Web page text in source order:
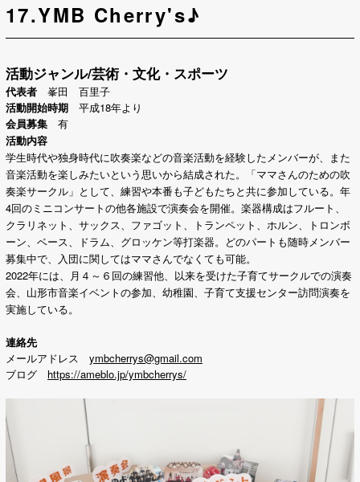
17.YMB Cherry's♪
活動ジャンル/芸術・文化・スポーツ
代表者 峯田 百里子
活動開始時期 平成18年より
会員募集 有
活動内容
学生時代や独身時代に吹奏楽などの音楽活動を経験したメンバーが、また
音楽活動を楽しみたいという思いから結成された。「ママさんのための吹
奏楽サークル」として、練習や本番も子どもたちと共に参加している。 年
4回のミニコンサートの他各施設で演奏会を開催。楽器構成はフルート、
クラリネット、サックス、ファゴット、トランペット、ホルン、トロンボ
ーン、ベース、ドラム、グロッケン等打楽器。どのパートも随時メンバー
募集中で、入団に関してはママさんでなくても可能。
2022年には、月４～６回の練習他、以来を受けた子育てサークルでの演奏
会、山形市音楽イベントの参加、幼稚園、子育て支援センター訪問演奏を
実施している。
連絡先
メールアドレス ymbcherrys@gmail.com
ブログ https://ameblo.jp/ymbcherrys/